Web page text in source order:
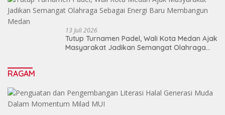
13 Juli 2026
Tutup Turnamen Padel, Wali Kota Medan Ajak
Masyarakat Jadikan Semangat Olahraga
RAGAM